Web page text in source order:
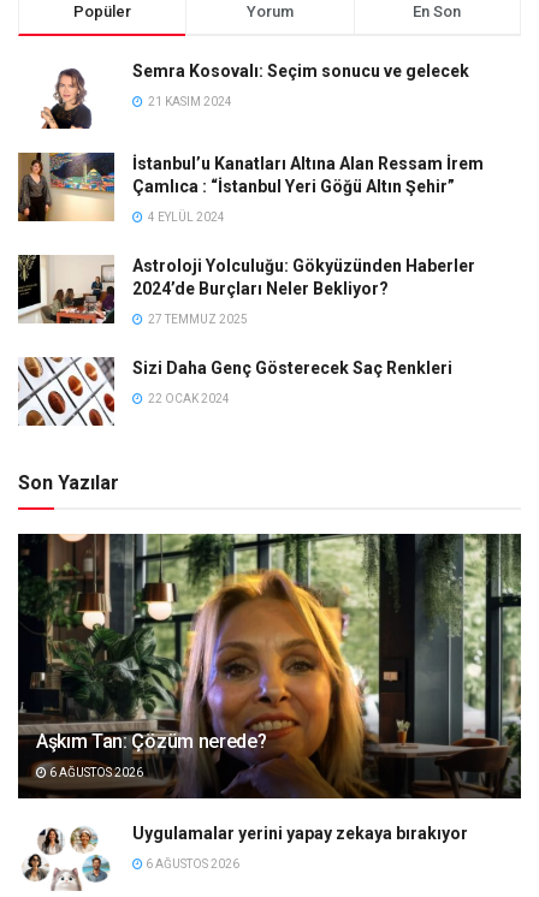
Popüler Yorum En Son
Semra Kosovalı: Seçim sonucu ve gelecek
21 KASIM 2024
İstanbul’u Kanatları Altına Alan Ressam İrem
Çamlıca : “İstanbul Yeri Göğü Altın Şehir”
4 EYLÜL 2024
Astroloji Yolculuğu: Gökyüzünden Haberler
2024’de Burçları Neler Bekliyor?
27 TEMMUZ 2025
Sizi Daha Genç Gösterecek Saç Renkleri
22 OCAK 2024
Son Yazılar
Aşkım Tan: Çözüm nerede?
6 AĞUSTOS 2026
Uygulamalar yerini yapay zekaya bırakıyor
6 AĞUSTOS 2026